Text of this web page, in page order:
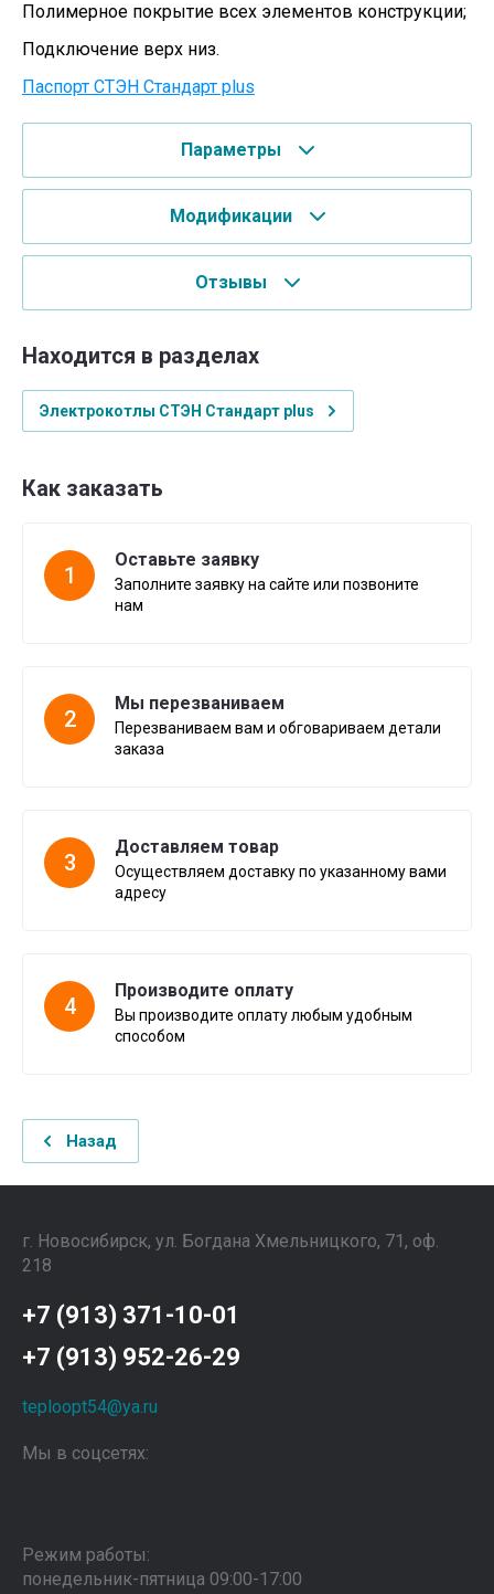
Полимерное покрытие всех элементов конструкции;
Подключение верх низ.
Паспорт СТЭН Стандарт plus
Параметры
Модификации
Отзывы
Находится в разделах
Электрокотлы СТЭН Стандарт plus
Как заказать
1
Оставьте заявку
Заполните заявку на сайте или позвоните
нам
2
Мы перезваниваем
Перезваниваем вам и обговариваем детали
заказа
3
Доставляем товар
Осуществляем доставку по указанному вами
адресу
4
Производите оплату
Вы производите оплату любым удобным
способом
Назад
г. Новосибирск, ул. Богдана Хмельницкого, 71, оф.
218
+7 (913) 371-10-01
+7 (913) 952-26-29
teploopt54@ya.ru
Мы в соцсетях:
Режим работы:
понедельник-пятница 09:00-17:00